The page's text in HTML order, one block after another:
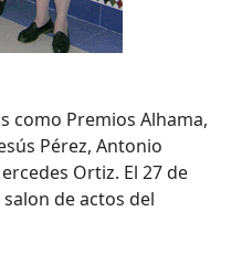
como Premios Alhama,
Pérez, Antonio
Ortiz. El 27 de
de actos del